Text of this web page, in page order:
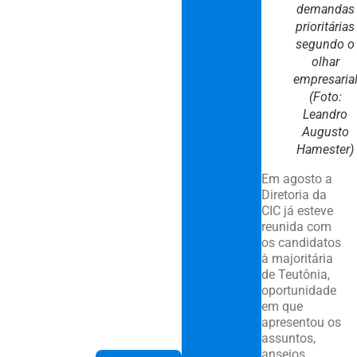
demandas
prioritárias
segundo o
olhar
empresarial
(Foto:
Leandro
Augusto
Hamester)
Em agosto a
Diretoria da
CIC já esteve
reunida com
os candidatos
à majoritária
de Teutônia,
oportunidade
em que
apresentou os
assuntos,